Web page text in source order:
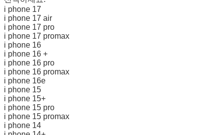
i phone 17
i phone 17 air
i phone 17 pro
i phone 17 promax
i phone 16
i phone 16 +
i phone 16 pro
i phone 16 promax
i phone 16e
i phone 15
i phone 15+
i phone 15 pro
i phone 15 promax
i phone 14